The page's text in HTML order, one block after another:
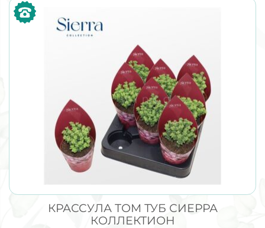
КРАССУЛА ТОМ ТУБ СИЕРРА
КОЛЛЕКТИОН